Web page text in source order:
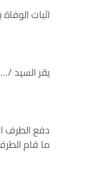
اثبات
يقر السيد /
دفع الطرف
ما قام